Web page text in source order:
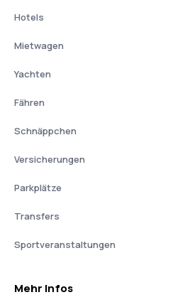
Hotels
Mietwagen
Yachten
Fähren
Schnäppchen
Versicherungen
Parkplätze
Transfers
Sportveranstaltungen
Mehr Infos